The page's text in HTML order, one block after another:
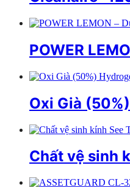
POWER
Oxi Già
Chất vệ sinh